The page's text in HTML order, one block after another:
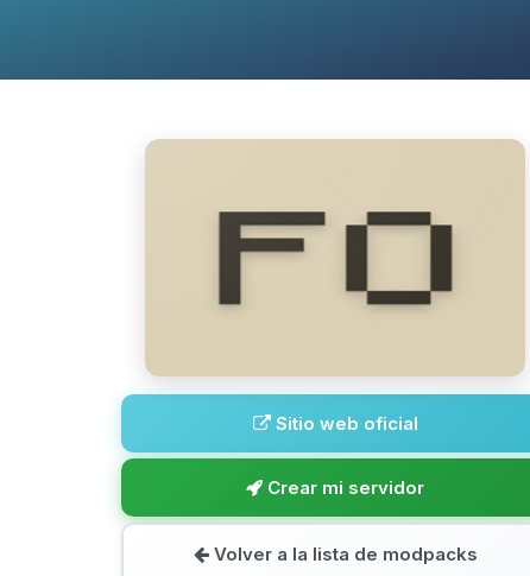
Sitio web oficial
Crear mi servidor
Volver a la lista de modpacks